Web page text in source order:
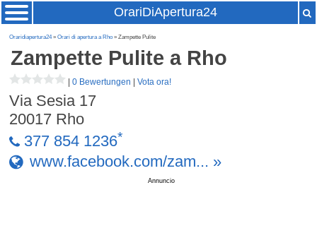
OrariDiApertura24
Oraridiapertura24»Orari di apertura a Rho » Zampette Pulite
Zampette Pulite a Rho
|0 Bewertungen |Vota ora!
Via Sesia 17
20017 Rho
377 854 1236*
www.facebook.com/zam... »
Annuncio